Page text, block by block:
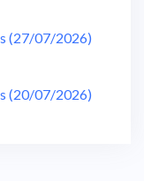
(27/07/2026)
(20/07/2026)